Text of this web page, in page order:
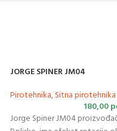
JORGE SPINER JM04
Pirotehnika,Sitna pirotehnika
180,00
Jorge Spiner JM04